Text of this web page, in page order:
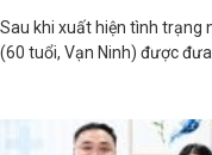
Sau khi xuất hiện tình trạng
(60 tuổi, Vạn Ninh) được